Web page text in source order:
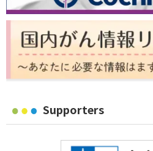
Supporters